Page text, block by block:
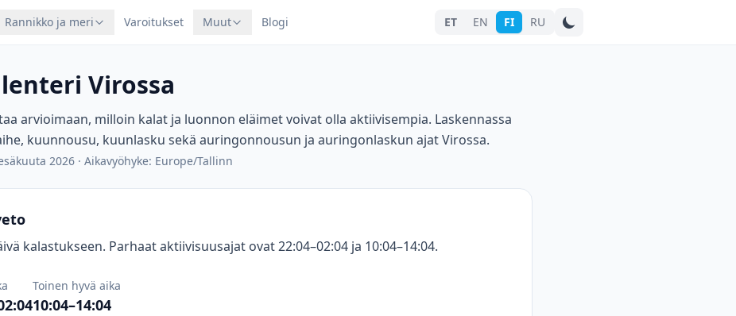
Rannikko ja meri Varoitukset Muut Blogi Hae kaupunkia
ET EN FI RU
Virossa
arvioimaan, milloin kalat ja luonnon eläimet voivat olla aktiivisempia. Laskennassa
kuunnousu, kuunlasku sekä auringonnousun ja auringonlaskun ajat Virossa.
2026 · Aikavyöhyke: Europe/Tallinn
kalastukseen. Parhaat aktiivisuusajat ovat 22:04–02:04 ja 10:04–14:04.
Toinen hyvä aika
10:04–14:04